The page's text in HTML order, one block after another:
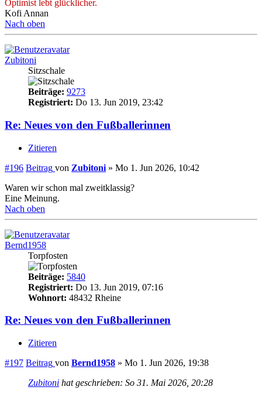
Optimist lebt glücklicher.
Kofi Annan
Nach oben
Zubitoni
Sitzschale
Beiträge: 9273
Registriert: Do 13. Jun 2019, 23:42
Re: Neues von den Fußballerinnen
Zitieren
#196 Beitrag von Zubitoni » Mo 1. Jun 2026, 10:42
Waren wir schon mal zweitklassig?
Eine Meinung.
Nach oben
Bernd1958
Torpfosten
Beiträge: 5840
Registriert: Do 13. Jun 2019, 07:16
Wohnort: 48432 Rheine
Re: Neues von den Fußballerinnen
Zitieren
#197 Beitrag von Bernd1958 » Mo 1. Jun 2026, 19:38
Zubitoni hat geschrieben: So 31. Mai 2026, 20:28